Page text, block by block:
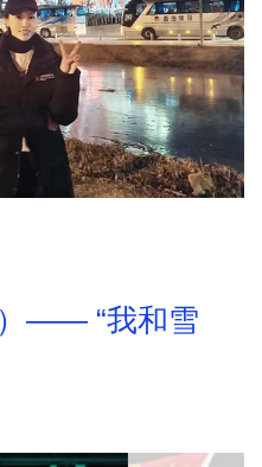
—— “我和雪